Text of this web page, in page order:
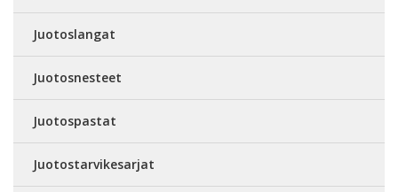
Juotoslangat
Juotosnesteet
Juotospastat
Juotostarvikesarjat